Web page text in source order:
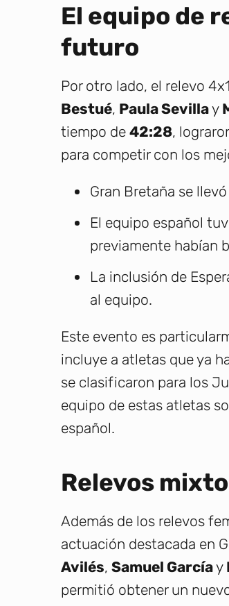
El equipo de
futuro
Por otro lado, el relevo
Bestué, Paula Sevillay
tiempo de 42:28,
para competir con los
Gran Bretaña se
El equipo español
previamente habían
La inclusión de
al equipo.
Este evento es
incluye a atletas que ya
se clasificaron para los
equipo de estas atletas
español.
Relevos
Además de los relevos
actuación destacada en
Avilés, Samuel Garcíay
permitió obtener un